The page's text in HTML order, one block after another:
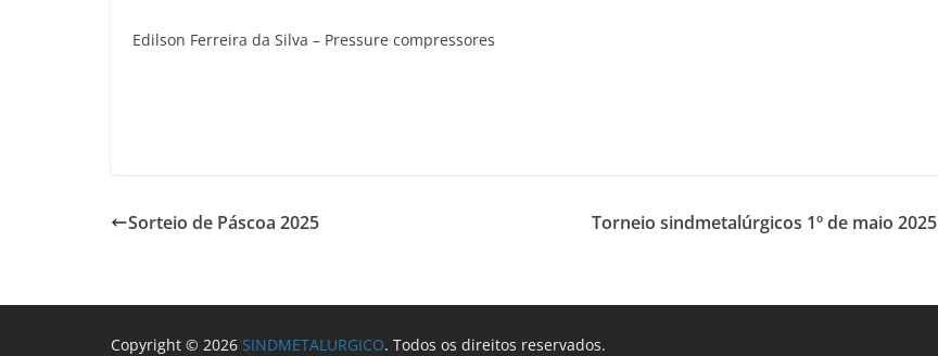
Edilson Ferreira da Silva – Pressure compressores
Sorteio de Páscoa 2025 Torneio sindmetalúrgicos 1º de maio 2025
Copyright © 2026 SINDMETALURGICO. Todos os direitos reservados.